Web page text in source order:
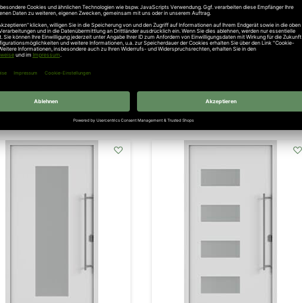
Aluminium Haustür
Portal Motiv 138, 2-
19% Steuern,exkl.
Scheurich Aluminium Haustür ISO-
70 - Aktion bis Ende des Jahres
Inkl. 19% Steuern,exkl.Versandkosten